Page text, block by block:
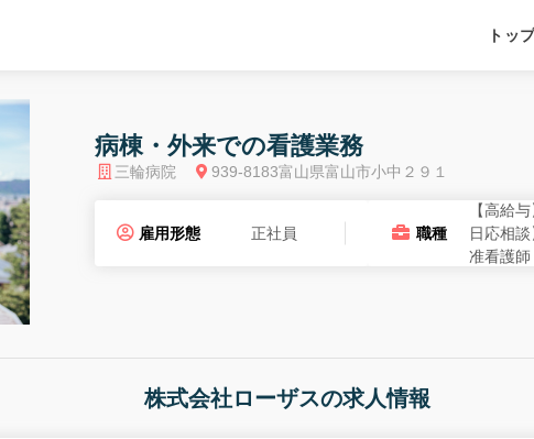
トッ
病棟・外来での看護業務
三輪病院 939-8183富山県富山市小中２９１
雇用形態 正社員 職種
【高給
日応相
准看護師
株式会社ローザスの求人情報